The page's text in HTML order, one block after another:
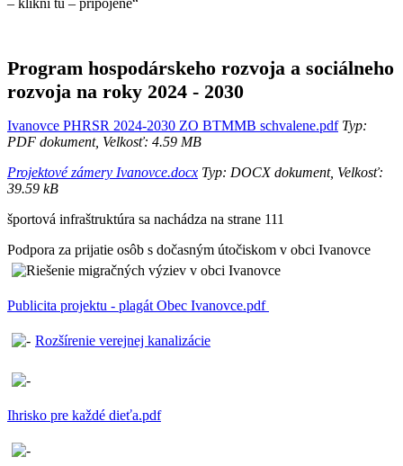
– klikni tu – pripojené“
Program hospodárskeho rozvoja a sociálneho
rozvoja na roky 2024 - 2030
Ivanovce PHRSR 2024-2030 ZO BTMMB schvalene.pdfTyp:
PDF dokument, Velkosť: 4.59 MB
Projektové zámery Ivanovce.docx Typ: DOCX dokument, Velkosť:
39.59 kB
športová infraštruktúra sa nachádza na strane 111
Podpora za prijatie osôb s dočasným útočiskom v obci Ivanovce
Publicita projektu - plagát Obec Ivanovce.pdf
Rozšírenie verejnej kanalizácie
Ihrisko pre každé dieťa.pdf